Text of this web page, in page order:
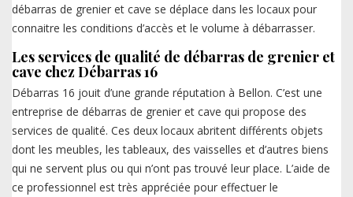
débarras de grenier et cave se déplace dans les locaux pour
connaitre les conditions d’accès et le volume à débarrasser.
Les services de qualité de débarras de grenier et
cave chez Débarras 16
Débarras 16 jouit d’une grande réputation à Bellon. C’est une
entreprise de débarras de grenier et cave qui propose des
services de qualité. Ces deux locaux abritent différents objets
dont les meubles, les tableaux, des vaisselles et d’autres biens
qui ne servent plus ou qui n’ont pas trouvé leur place. L’aide de
ce professionnel est très appréciée pour effectuer le